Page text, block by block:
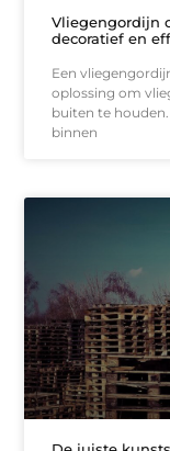
Vliegengordijn
decoratief en
Een
oplossing om
buiten te
binnen